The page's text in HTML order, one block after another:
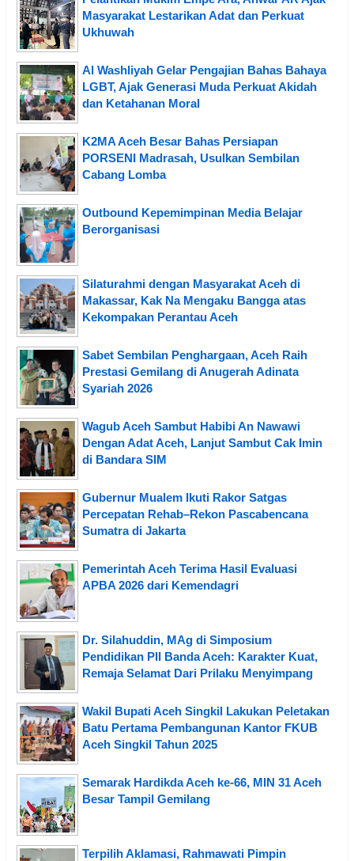
Masyarakat Lestarikan Adat dan Perkuat
Ukhuwah
Al Washliyah Gelar Pengajian Bahas Bahaya
LGBT, Ajak Generasi Muda Perkuat Akidah
dan Ketahanan Moral
K2MA Aceh Besar Bahas Persiapan
PORSENI Madrasah, Usulkan Sembilan
Cabang Lomba
Outbound Kepemimpinan Media Belajar
Berorganisasi
Silaturahmi dengan Masyarakat Aceh di
Makassar, Kak Na Mengaku Bangga atas
Kekompakan Perantau Aceh
Sabet Sembilan Penghargaan, Aceh Raih
Prestasi Gemilang di Anugerah Adinata
Syariah 2026
Wagub Aceh Sambut Habibi An Nawawi
Dengan Adat Aceh, Lanjut Sambut Cak Imin
di Bandara SIM
Gubernur Mualem Ikuti Rakor Satgas
Percepatan Rehab–Rekon Pascabencana
Sumatra di Jakarta
Pemerintah Aceh Terima Hasil Evaluasi
APBA 2026 dari Kemendagri
Dr. Silahuddin, MAg di Simposium
Pendidikan PII Banda Aceh: Karakter Kuat,
Remaja Selamat Dari Prilaku Menyimpang
Wakil Bupati Aceh Singkil Lakukan Peletakan
Batu Pertama Pembangunan Kantor FKUB
Aceh Singkil Tahun 2025
Semarak Hardikda Aceh ke-66, MIN 31 Aceh
Besar Tampil Gemilang
Terpilih Aklamasi, Rahmawati Pimpin